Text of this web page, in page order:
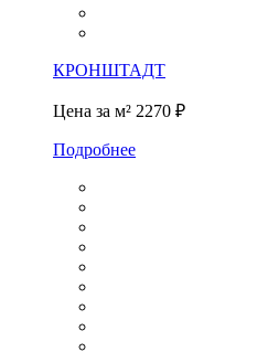
КРОНШТАДТ
Цена за м² 2270 ₽
Подробнее